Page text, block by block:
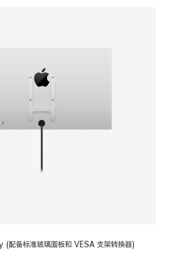
备标准玻璃面板和 VESA 支架转换器)